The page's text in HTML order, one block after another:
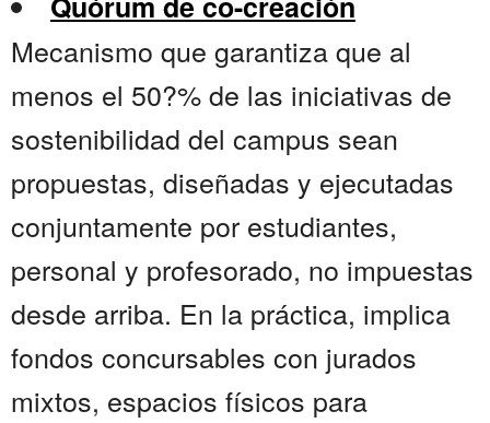
Mecanismo que garantiza que al
menos el 50?% de las iniciativas de
sostenibilidad del campus sean
propuestas, diseñadas y ejecutadas
conjuntamente por estudiantes,
personal y profesorado, no impuestas
desde arriba. En la práctica, implica
fondos concursables con jurados
mixtos, espacios físicos para